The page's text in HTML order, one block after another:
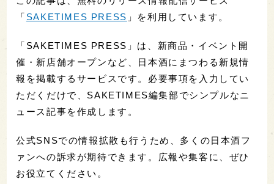
「 SAKETIMES PRESS 」を利用しています。
「SAKETIMES PRESS」は、新商品・イベント開
催・新店舗オープンなど、日本酒にまつわる新規情
報を掲載するサービスです。必要事項を入力してい
ただくだけで、SAKETIMES編集部でシンプルなニ
ュース記事を作成します。
公式SNSでの情報拡散も行うため、多くの日本酒フ
ァンへの訴求が期待できます。広報や集客に、ぜひ
お役立てください。